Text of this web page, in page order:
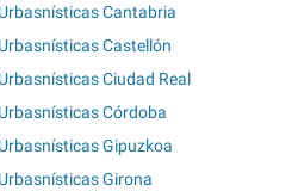
Cantabria
Castellón
Ciudad Real
Córdoba
Gipuzkoa
Girona